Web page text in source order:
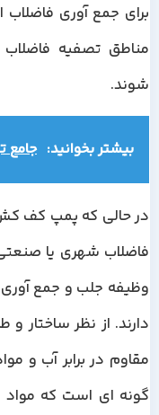
برای جمع آوری
مناطق تصفیه فاضلاب
شوند.
بیشتر بخوانید: جامع
در حالی که پمپ کف
فاضلاب شهری یا
وظیفه جلب و جمع
دارند. از نظر ساختار
مقاوم در برابر آب و
گونه ای است که مواد